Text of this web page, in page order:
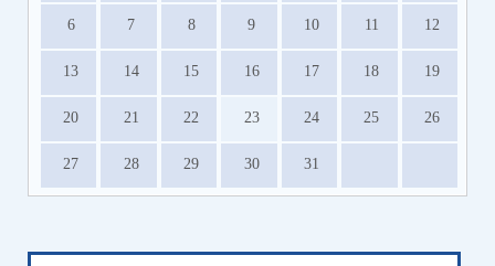
6 7 8 9 10 11 12
13 14 15 16 17 18 19
20 21 22 23 24 25 26
27 28 29 30 31